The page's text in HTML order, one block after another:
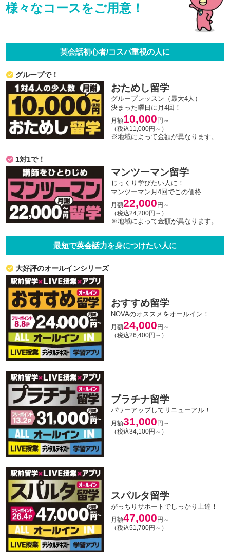
様々なコースをご用意！
英会話初心者/コスパ重視の人に
グループで！
おためし留学
グループレッスン（最大4人）
決まった曜日に月4回！
月額10,000 円～
（税込11,000円～）
※地域によって金額が異なります。
1対1で！
マンツーマン留学
じっくり学びたい人に！
マンツーマン月4回でこの価格
月額22,000 円～
（税込24,200円～）
※地域によって金額が異なります。
最短で英会話力を身につけたい人に
大好評のオールインシリーズ
おすすめ留学
NOVAのオススメをオールイン！
月額24,000 円～
（税込26,400円～）
プラチナ留学
パワーアップしてリニューアル！
月額31,000 円～
（税込34,100円～）
スパルタ留学
がっちりサポートでしっかり上達！
月額47,000 円～
（税込51,700円～）